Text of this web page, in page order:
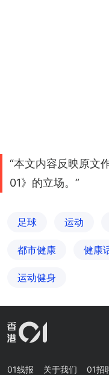
“本文内容反映原文
01》的立场。”
足球 运动
都市健康 健康
运动健身
01线报 关于我们 01招